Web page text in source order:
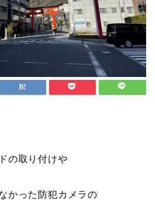
の取り付けや
かった防犯カメラの